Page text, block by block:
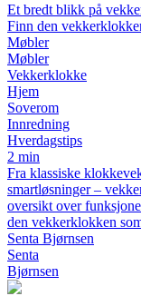
Et bredt blikk på
Finn den
Møbler
Møbler
Vekkerklokke
Hjem
Soverom
Innredning
Hverdagstips
2 min
Fra klassiske
smartløsninger –
oversikt over
den vekkerklokken
Senta Bjørnsen
Senta
Bjørnsen